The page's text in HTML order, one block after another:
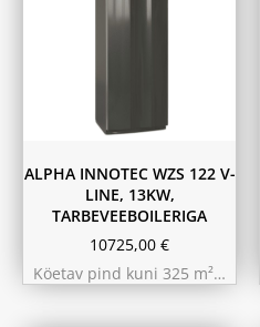
ALPHA INNOTEC WZS 122 V-
LINE, 13KW,
TARBEVEEBOILERIGA
10725,00 €
Köetav pind kuni 325 m²…